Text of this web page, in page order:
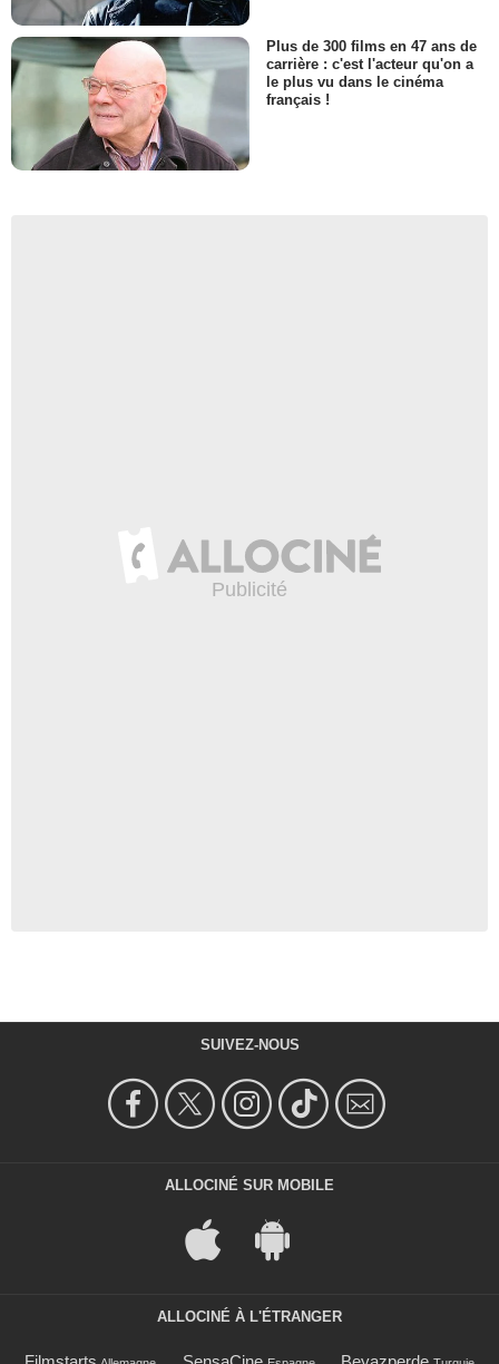
Plus de 300 films en 47 ans de
carrière : c'est l'acteur qu'on a
le plus vu dans le cinéma
français !
SUIVEZ-NOUS
ALLOCINÉ SUR MOBILE
ALLOCINÉ À L'ÉTRANGER